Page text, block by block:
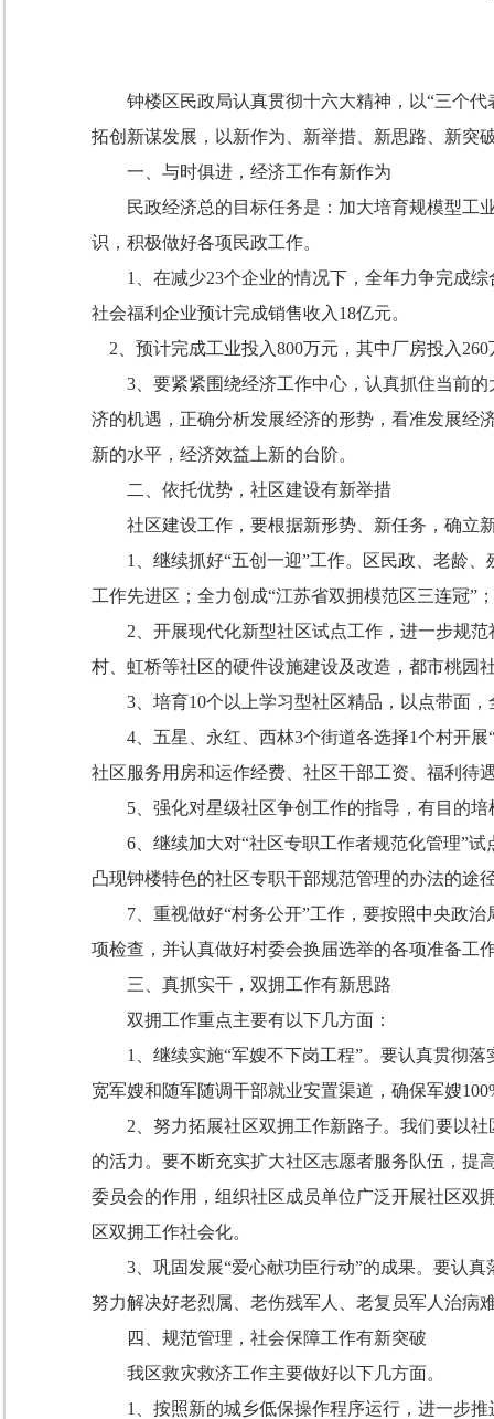
钟楼区民政局认真贯彻十六大精神，以“三个代
拓创新谋发展，以新作为、新举措、新思路、新突
一、与时俱进，经济工作有新作为
民政经济总的目标任务是：加大培育规模型工业
识，积极做好各项民政工作。
1
、在减少23个企业的情况下，全年力争完成
社会福利企业预计完成销售收入 18亿元。
2 、预计完成工业投入800万元，其中厂房投入 260
3 、要紧紧围绕经济工作中心，认真抓住当前
济的机遇，正确分析发展经济的形势，看准发展经
新的水平，经济效益上新的台阶。
二、依托优势，社区建设有新举措
社区建设工作，要根据新形势、新任务，确立
1
、继续抓好“五创一迎”工作。区民政、老龄
工作先进区；全力创成“江苏省双拥模范区三连冠”
2 、开展现代化新型社区试点工作，进一步规
村、虹桥等社区的硬件设施建设及改造，都市桃园
3 、培育10个以上学习型社区精品，以点带面
4 、五星、永红、西林3个街道各选择1个村开展
社区服务用房和运作经费、社区干部工资、福利待
5 、强化对星级社区争创工作的指导，有目的
6 、继续加大对“社区专职工作者规范化管理”
凸现钟楼特色的社区专职干部规范管理的办法的途
7 、重视做好“村务公开”工作，要按照中央政
项检查，并认真做好村委会换届选举的各项准备工
三、真抓实干，双拥工作有新思路
双拥工作重点主要有以下几方面：
1
继续实施“军嫂不下岗工程”。要认真贯彻
宽军嫂和随军随调干部就业安置渠道，确保军嫂
2 、努力拓展社区双拥工作新路子。我们要以
的活力。要不断充实扩大社区志愿者服务队伍，提
委员会的作用，组织社区成员单位广泛开展社区双
区双拥工作社会化。
3 、巩固发展“爱心献功臣行动”的成果。要认
努力解决好老烈属、老伤残军人、老复员军人治病
四、规范管理，社会保障工作有新突破
我区救灾救济工作主要做好以下几方面。
1
、按照新的城乡低保操作程序运行，进一步